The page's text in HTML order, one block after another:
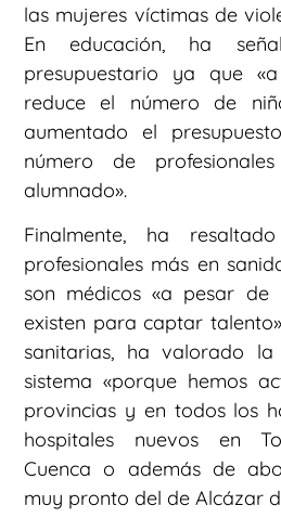
las mujeres víctimas de
En educación, ha
presupuestario ya que
reduce el número de
aumentado el
número de
alumnado».
Finalmente, ha
profesionales más en
son médicos «a pesar de
existen para captar
sanitarias, ha valorado la
sistema «porque hemos
provincias y en todos los
hospitales nuevos en
Cuenca o además de
muy pronto del de Alcázar